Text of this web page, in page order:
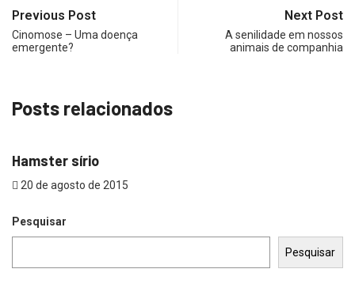
Previous Post
Cinomose – Uma doença
emergente?
Next Post
A senilidade em nossos
animais de companhia
Posts relacionados
Hamster sírio
20 de agosto de 2015
Pesquisar
Pesquisar